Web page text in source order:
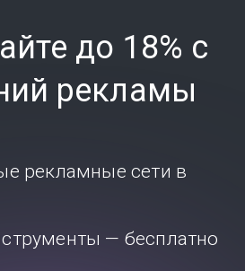
до 18% с
рекламы
рекламные сети в
— бесплатно